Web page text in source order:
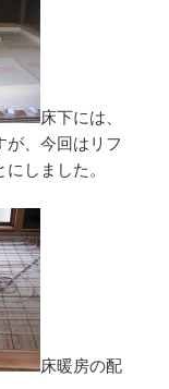
床下には、
が、今回はリフ
しました。
床暖房の配